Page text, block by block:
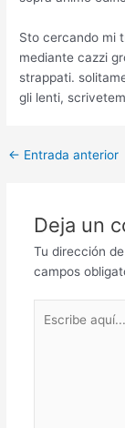
Sto cercando mi
mediante cazzi
strappati.
gli lenti,
Post
← Entrada anterior
Deja un
Tu dirección
campos
aquí...